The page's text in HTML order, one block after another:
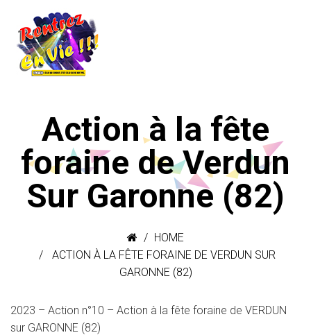
Action à la fête
foraine de Verdun
Sur Garonne (82)
HOME
ACTION À LA FÊTE FORAINE DE VERDUN SUR
GARONNE (82)
2023 – Action n°10 – Action à la fête foraine de VERDUN
sur GARONNE (82)